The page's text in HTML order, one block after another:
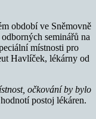
období ve Sněmovně
seminářů na
místnosti pro
Havlíček, lékárny od
očkování by bylo
hodnotí postoj lékáren.